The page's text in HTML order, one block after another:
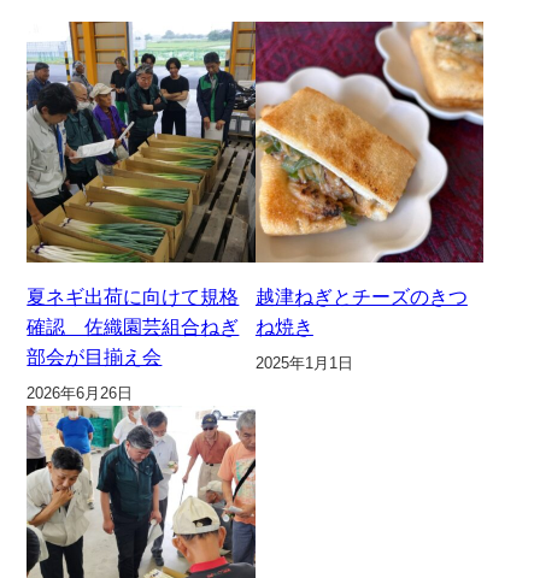
夏ネギ出荷に向けて規格
確認 佐織園芸組合ねぎ
部会が目揃え会
2026年6月26日
越津ねぎとチーズのきつ
ね焼き
2025年1月1日